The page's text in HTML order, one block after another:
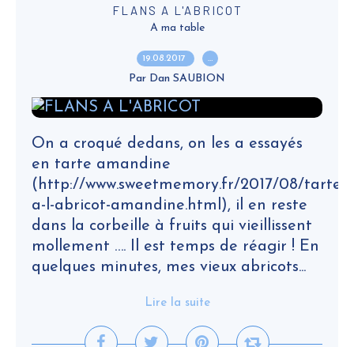
FLANS A L'ABRICOT
A ma table
19.08.2017 …
Par Dan SAUBION
On a croqué dedans, on les a essayés
en tarte amandine
(http://www.sweetmemory.fr/2017/08/tarte-
a-l-abricot-amandine.html), il en reste
dans la corbeille à fruits qui vieillissent
mollement …. Il est temps de réagir ! En
quelques minutes, mes vieux abricots...
Lire la suite